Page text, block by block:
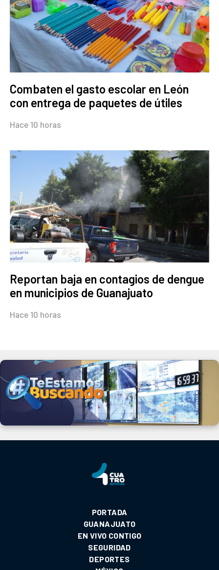
Combaten el gasto escolar en León
con entrega de paquetes de útiles
Hace 10 horas
Reportan baja en contagios de dengue
en municipios de Guanajuato
Hace 10 horas
PORTADA
GUANAJUATO
EN VIVO CONTIGO
SEGURIDAD
DEPORTES